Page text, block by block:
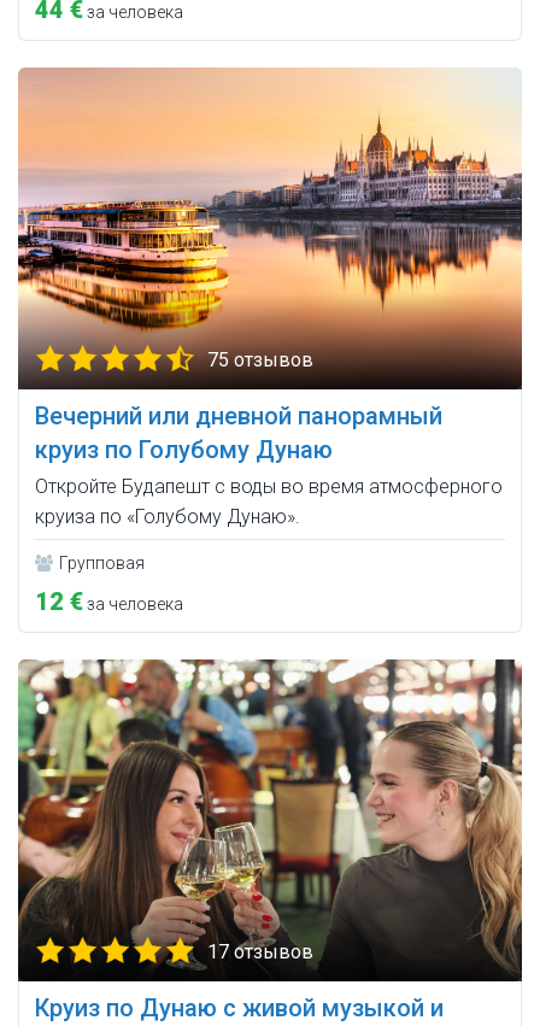
44 €за человека
75 отзывов
Вечерний или дневной панорамный
круиз по Голубому Дунаю
Откройте Будапешт с воды во время атмосферного
круиза по «Голубому Дунаю».
Групповая
12 €за человека
17 отзывов
Круиз по Дунаю с живой музыкой и